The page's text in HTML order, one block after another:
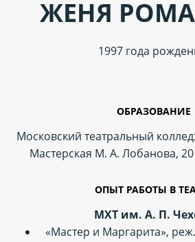
ЖЕНЯ
1997 года
ОБРАЗОВАНИЕ
Московский театральный
Мастерская М. А. Лобанова,
ОПЫТ РАБОТЫ В
МХТ им. А. П.
«Мастер и Маргарита»,